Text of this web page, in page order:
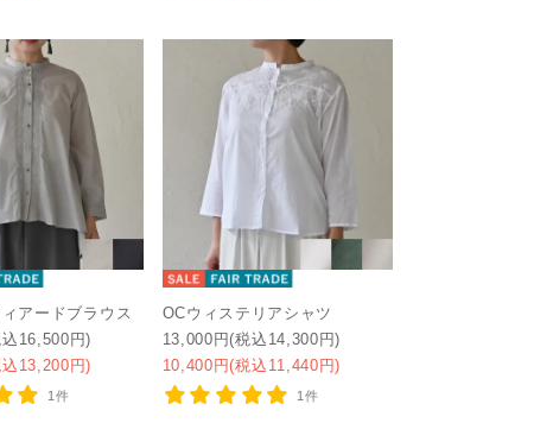
アードブラウス
16,500円)
13,200円)
1件
OCウィステリアシャツ
13,000円(税込14,300円)
10,400円(税込11,440円)
1件